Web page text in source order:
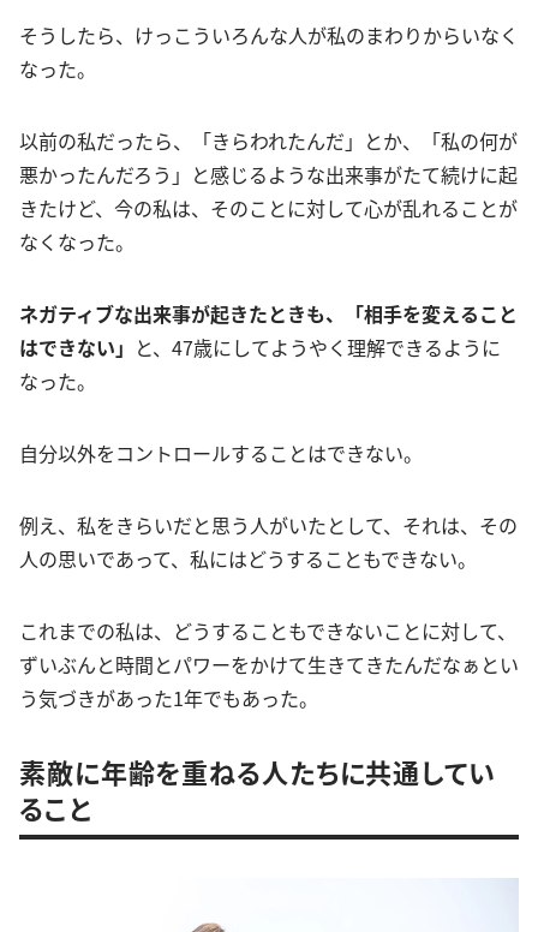
そうしたら、けっこういろんな人が私のまわりからいなく
なった。
以前の私だったら、「きらわれたんだ」とか、「私の何が
悪かったんだろう」と感じるような出来事がたて続けに起
きたけど、今の私は、そのことに対して心が乱れることが
なくなった。
ネガティブな出来事が起きたときも、「相手を変えること
はできない」 と、47歳にしてようやく理解できるように
なった。
自分以外をコントロールすることはできない。
例え、私をきらいだと思う人がいたとして、それは、その
人の思いであって、私にはどうすることもできない。
これまでの私は、どうすることもできないことに対して、
ずいぶんと時間とパワーをかけて生きてきたんだなぁとい
う気づきがあった1年でもあった。
素敵に年齢を重ねる人たちに共通してい
ること